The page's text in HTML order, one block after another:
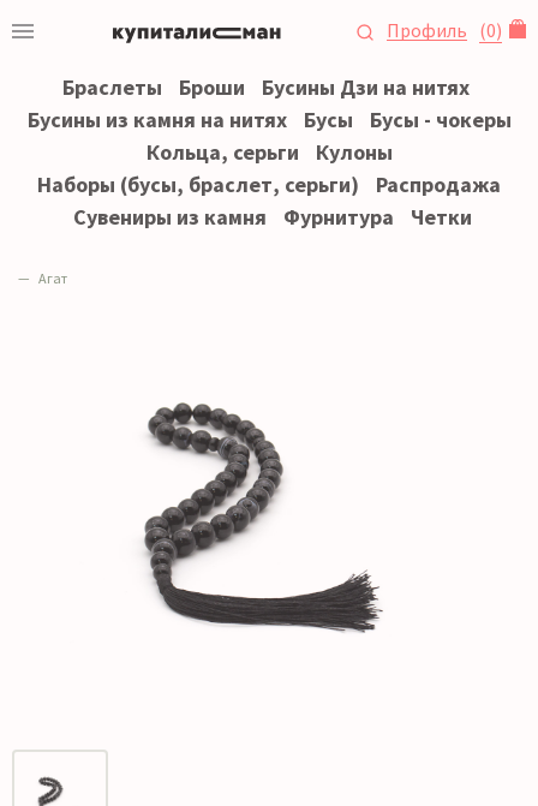
Профиль (0)
Браслеты Броши
Бусины Дзи на нитях
Бусины из камня на нитях
Бусы
Бусы - чокеры
Кольца, серьги
Кулоны
Наборы (бусы, браслет, серьги)
Распродажа
Сувениры из камня
Фурнитура Четки
Агат